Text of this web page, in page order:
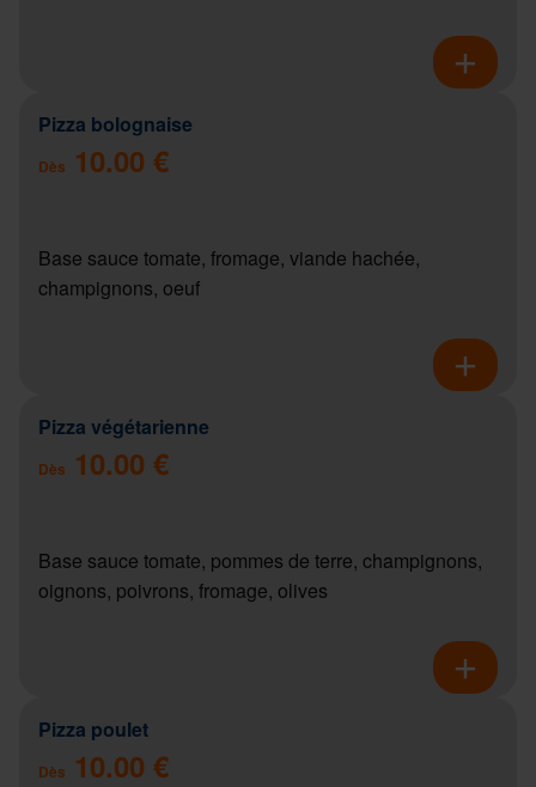
Pizza bolognaise
Dès 10.00 €
Base sauce tomate, fromage, viande hachée,
champignons, oeuf
Pizza végétarienne
Dès 10.00 €
Base sauce tomate, pommes de terre, champignons,
oignons, poivrons, fromage, olives
Pizza poulet
Dès 10.00 €